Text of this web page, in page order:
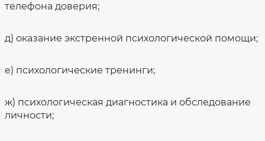
телефона доверия;
д) оказание экстренной психологической помощи;
е) психологические тренинги;
ж) психологическая диагностика и обследование
личности;